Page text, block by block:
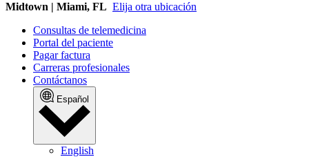
Midtown | Miami, FL Elija otra ubicación
Consultas de telemedicina
Portal del paciente
Pagar factura
Carreras profesionales
Contáctanos
Español
English